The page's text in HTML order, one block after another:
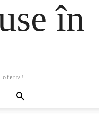
în
oferta!